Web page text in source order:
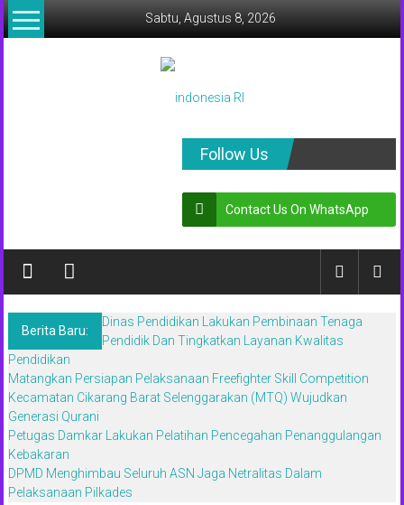
Lompat
ke
Sabtu, Agustus 8, 2026
Menyikap
Dan
Tegas
Follow Us
Contact Us On WhatsApp
Berita Baru:
Dinas Pendidikan Lakukan Pembinaan Tenaga
Pendidik Dan Tingkatkan Layanan Kwalitas
Pendidikan
Matangkan Persiapan Pelaksanaan Freefighter Skill Competition
Kecamatan Cikarang Barat Selenggarakan (MTQ) Wujudkan
Generasi Qurani
Petugas Damkar Lakukan Pelatihan Pencegahan Penanggulangan
Kebakaran
DPMD Menghimbau Seluruh ASN Jaga Netralitas Dalam
Pelaksanaan Pilkades